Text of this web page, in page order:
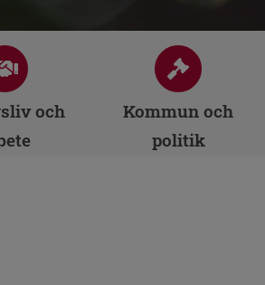
och
Kommun och
politik